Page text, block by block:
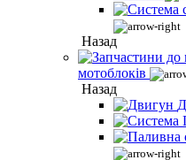
Назад
мотоблоків
Назад